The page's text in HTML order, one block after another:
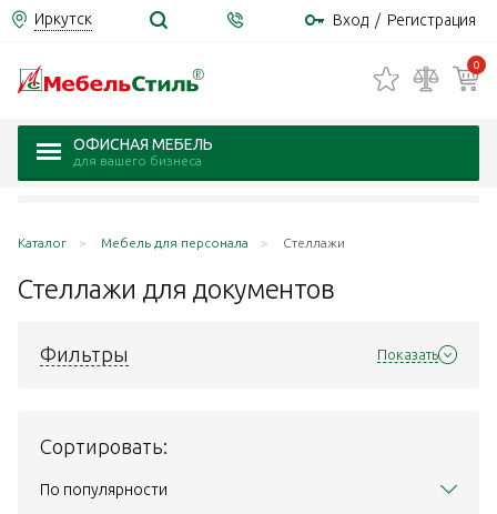
Иркутск Вход / Регистрация
0
ОФИСНАЯ МЕБЕЛЬ
для вашего бизнеса
Каталог Мебель для персонала Стеллажи
Стеллажи для документов
Фильтры Показать
Сортировать:
По популярности